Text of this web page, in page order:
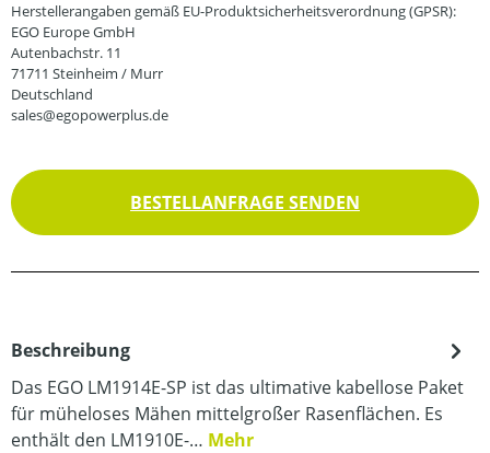
Herstellerangaben gemäß EU-Produktsicherheitsverordnung (GPSR):
EGO Europe GmbH
Autenbachstr. 11
71711 Steinheim / Murr
Deutschland
sales@egopowerplus.de
BESTELLANFRAGE SENDEN
Beschreibung
Das EGO LM1914E-SP ist das ultimative kabellose Paket
für müheloses Mähen mittelgroßer Rasenflächen. Es
enthält den LM1910E-… Mehr